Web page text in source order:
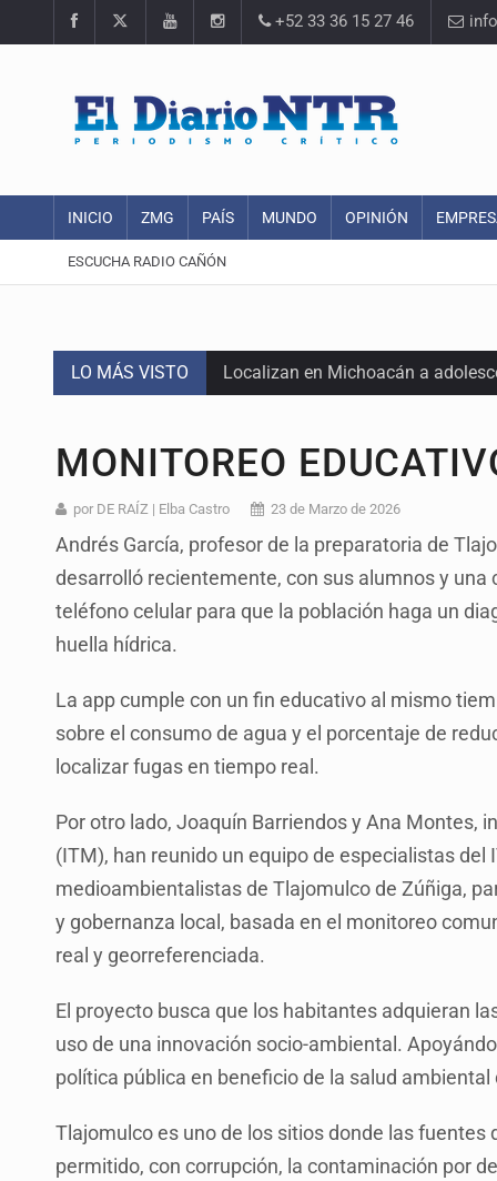
+52 33 36 15 27 46
INICIO ZMG PAÍS MUNDO OPINIÓN
ESCUCHA RADIO CAÑÓN
LO MÁS VISTO Localizan en Michoacán a
Lamenta Carla Humphrey la
Desapariciones en Jalisco, con
Aseguran pitón dentro de vivienda
Sheinbaum anticipa más
Policías bajo la mira: La CEDHJ
Catean casa por esquema de
MONITOREO
por DE RAÍZ | Elba Castro 23 de Marzo de 2026
Andrés García, profesor de la preparatoria de
desarrolló recientemente, con sus alumnos y
teléfono celular para que la población haga un
huella hídrica.
La app cumple con un fin educativo al mismo
sobre el consumo de agua y el porcentaje de
localizar fugas en tiempo real.
Por otro lado, Joaquín Barriendos y Ana Montes,
(ITM), han reunido un equipo de especialistas
medioambientalistas de Tlajomulco de Zúñiga,
y gobernanza local, basada en el monitoreo
real y georreferenciada.
El proyecto busca que los habitantes adquieran
uso de una innovación socio-ambiental.
política pública en beneficio de la salud
Tlajomulco es uno de los sitios donde las
permitido, con corrupción, la contaminación por